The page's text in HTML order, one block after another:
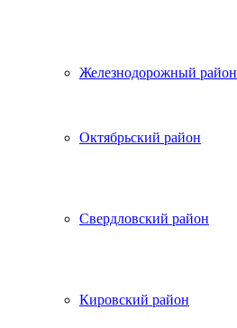
Железнодорожный район
Октябрьский район
Свердловский район
Кировский район